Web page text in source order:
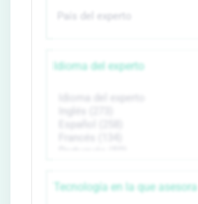
Idioma del experto
Tecnología en la que asesora